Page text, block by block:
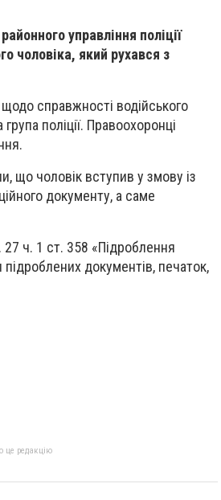
управління поліції
чоловіка, який рухався з
справжності водійського
поліції. Правоохоронці
що чоловік вступив у змову із
документу, а саме
ч. 1 ст. 358 «Підроблення
документів, печаток,
це редакцію